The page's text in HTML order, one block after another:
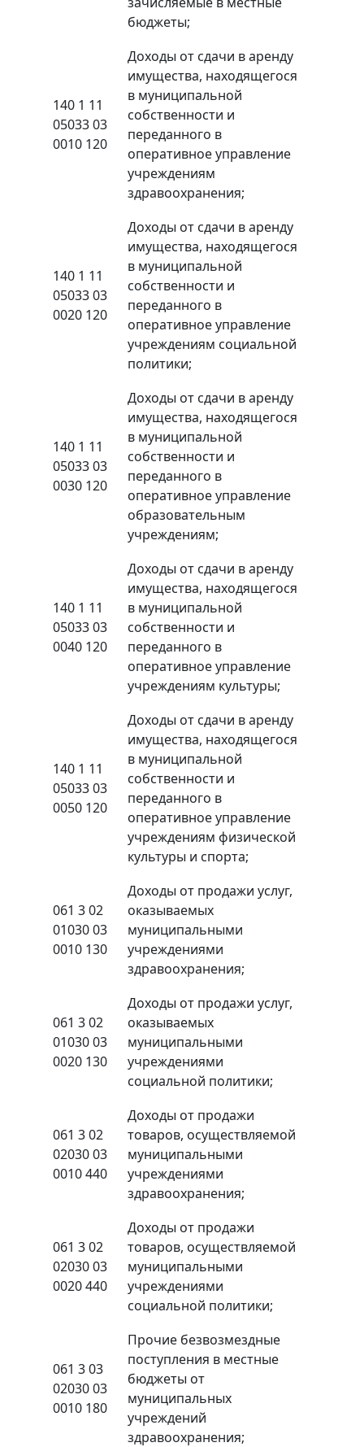
бюджеты;
140 1 11
05033 03
0010 120
Доходы от сдачи в аренду
имущества, находящегося
в муниципальной
собственности и
переданного в
оперативное управление
учреждениям
здравоохранения;
140 1 11
05033 03
0020 120
Доходы от сдачи в аренду
имущества, находящегося
в муниципальной
собственности и
переданного в
оперативное управление
учреждениям социальной
политики;
140 1 11
05033 03
0030 120
Доходы от сдачи в аренду
имущества, находящегося
в муниципальной
собственности и
переданного в
оперативное управление
образовательным
учреждениям;
140 1 11
05033 03
0040 120
Доходы от сдачи в аренду
имущества, находящегося
в муниципальной
собственности и
переданного в
оперативное управление
учреждениям культуры;
140 1 11
05033 03
0050 120
Доходы от сдачи в аренду
имущества, находящегося
в муниципальной
собственности и
переданного в
оперативное управление
учреждениям физической
культуры и спорта;
061 3 02
01030 03
0010 130
Доходы от продажи услуг,
оказываемых
муниципальными
учреждениями
здравоохранения;
061 3 02
01030 03
0020 130
Доходы от продажи услуг,
оказываемых
муниципальными
учреждениями
социальной политики;
061 3 02
02030 03
0010 440
Доходы от продажи
товаров, осуществляемой
муниципальными
учреждениями
здравоохранения;
061 3 02
02030 03
0020 440
Доходы от продажи
товаров, осуществляемой
муниципальными
учреждениями
социальной политики;
061 3 03
02030 03
0010 180
Прочие безвозмездные
поступления в местные
бюджеты от
муниципальных
учреждений
здравоохранения;